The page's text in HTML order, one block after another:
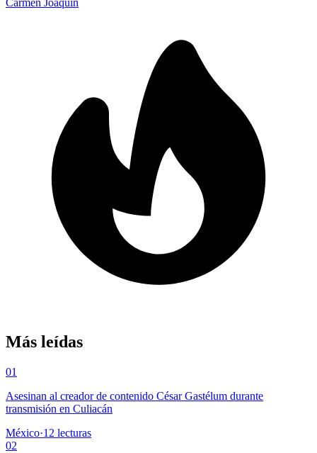
Carmen Joaquín
Más leídas
01
Asesinan al creador de contenido César Gastélum durante
transmisión en Culiacán
México·12 lecturas
02